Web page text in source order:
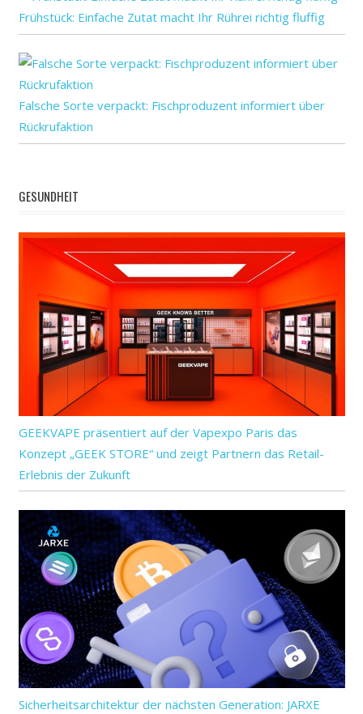
Frühstück: Einfache Zutat macht Ihr Rührei richtig fluffig
Falsche Sorte verpackt: Fischproduzent informiert über
Rückrufaktion
GESUNDHEIT
GEEKVAPE präsentiert auf der Vapexpo Paris das
Konzept „GEEK STORE“ und zeigt Partnern das Retail-
Erlebnis der Zukunft
Sicherheitsarchitektur der nächsten Generation: JARXE